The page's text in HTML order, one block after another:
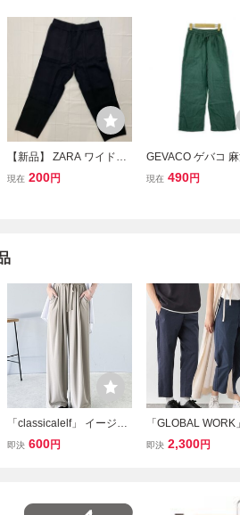
【新品】 ZARA ワイドパ
ンツ イージーパンツ ブラ
現在 200円
GEVACO ゲバコ
ージー ベイカー パ
現在 490円
「classicalelf」 イージー
パンツ SMALL グレイッ
即決 600円
「GLOBAL WORK
ジーパンツ
即決 2,300円